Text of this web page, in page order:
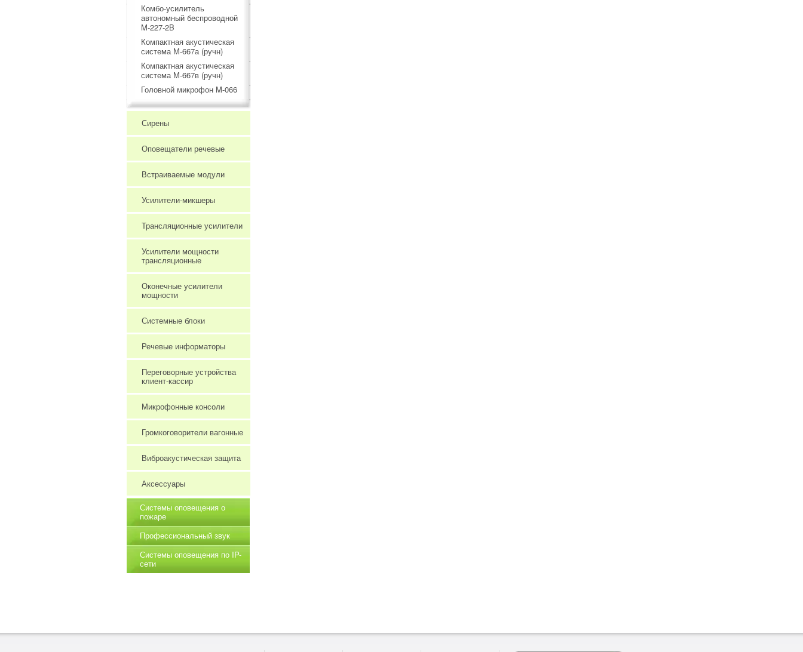
Комбо-усилитель
автономный беспроводной
M-227-2B
Компактная акустическая
система М-667а (ручн)
Компактная акустическая
система М-667в (ручн)
Головной микрофон M-066
Сирены
Оповещатели речевые
Встраиваемые модули
Усилители-микшеры
Трансляционные усилители
Усилители мощности
трансляционные
Оконечные усилители
мощности
Системные блоки
Речевые информаторы
Переговорные устройства
клиент-кассир
Микрофонные консоли
Громкоговорители вагонные
Виброакустическая защита
Аксессуары
Системы оповещения о
пожаре
Профессиональный звук
Системы оповещения по IP-
сети